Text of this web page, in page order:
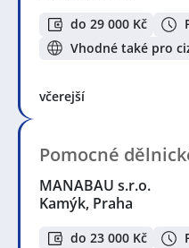
do 29 000 Kč
Vhodné také pro
včerejší
Pomocné
MANABAU s.r.o.
Kamýk, Praha
do 23 000 Kč